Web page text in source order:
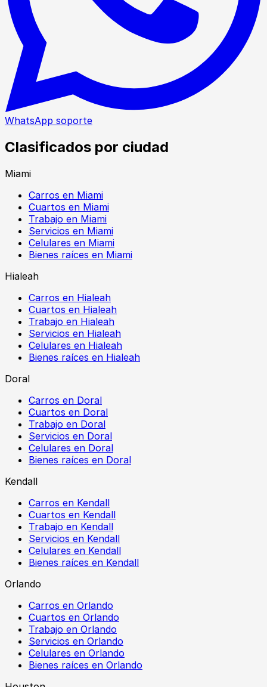
WhatsApp soporte
Clasificados por ciudad
Miami
Carros en Miami
Cuartos en Miami
Trabajo en Miami
Servicios en Miami
Celulares en Miami
Bienes raíces en Miami
Hialeah
Carros en Hialeah
Cuartos en Hialeah
Trabajo en Hialeah
Servicios en Hialeah
Celulares en Hialeah
Bienes raíces en Hialeah
Doral
Carros en Doral
Cuartos en Doral
Trabajo en Doral
Servicios en Doral
Celulares en Doral
Bienes raíces en Doral
Kendall
Carros en Kendall
Cuartos en Kendall
Trabajo en Kendall
Servicios en Kendall
Celulares en Kendall
Bienes raíces en Kendall
Orlando
Carros en Orlando
Cuartos en Orlando
Trabajo en Orlando
Servicios en Orlando
Celulares en Orlando
Bienes raíces en Orlando